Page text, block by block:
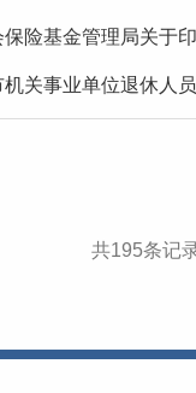
险基金管理局关于
机关事业单位退休人
共195条记